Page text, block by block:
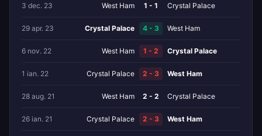
3 dec. 23 West Ham 1 - 1 Crystal Palace
29 apr. 23 Crystal Palace 4 - 3 West Ham
6 nov. 22 West Ham 1 - 2 Crystal Palace
1 ian. 22 Crystal Palace 2 - 3 West Ham
28 aug. 21 West Ham 2 - 2 Crystal Palace
26 ian. 21 Crystal Palace 2 - 3 West Ham